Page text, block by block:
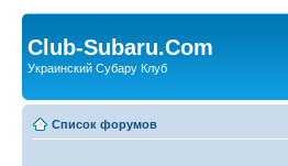
Club-Subaru.Com
Украинский Субару Клуб
Список форумов